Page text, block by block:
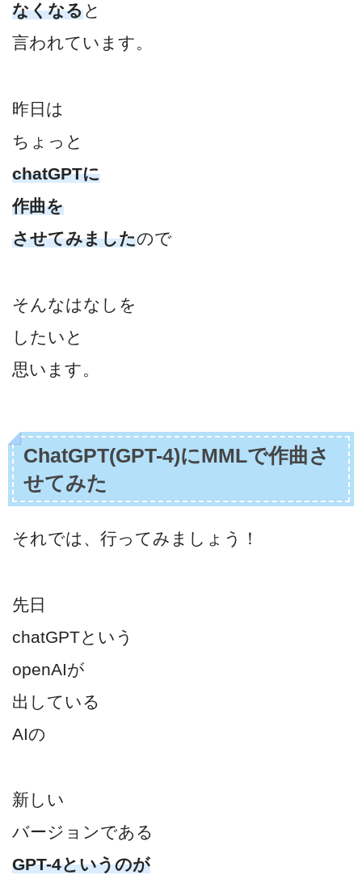
なくなると
言われています。
昨日は
ちょっと
chatGPTに
作曲を
させてみましたので
そんなはなしを
したいと
思います。
ChatGPT(GPT-4)にMMLで作曲さ
せてみた
それでは、行ってみましょう！
先日
chatGPTという
openAIが
出している
AIの
新しい
バージョンである
GPT-4というのが